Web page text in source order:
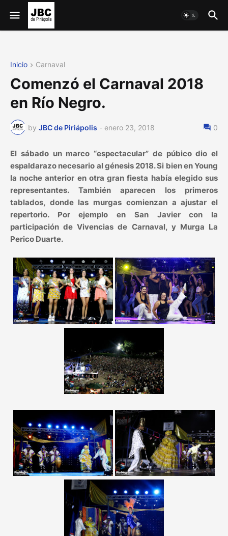
Inicio Carnaval
Comenzó el Carnaval 2018
en Río Negro.
by JBC de Piriápolis - enero 23, 2018 0
El sábado un marco “espectacular” de púbico dio el
espaldarazo necesario al génesis 2018. Si bien en Young
la noche anterior en otra gran fiesta había elegido sus
representantes. También aparecen los primeros
tablados, donde las murgas comienzan a ajustar el
repertorio. Por ejemplo en San Javier con la
participación de Vivencias de Carnaval, y Murga La
Perico Duarte.